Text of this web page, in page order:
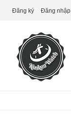
Đăng ký Đăng nhập